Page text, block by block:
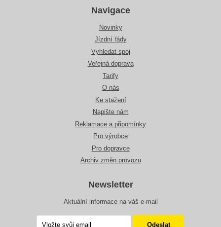
Navigace
Novinky
Jízdní řády
Vyhledat spoj
Veřejná doprava
Tarify
O nás
Ke stažení
Napište nám
Reklamace a připomínky
Pro výrobce
Pro dopravce
Archiv změn provozu
Newsletter
Aktuální informace na váš e-mail